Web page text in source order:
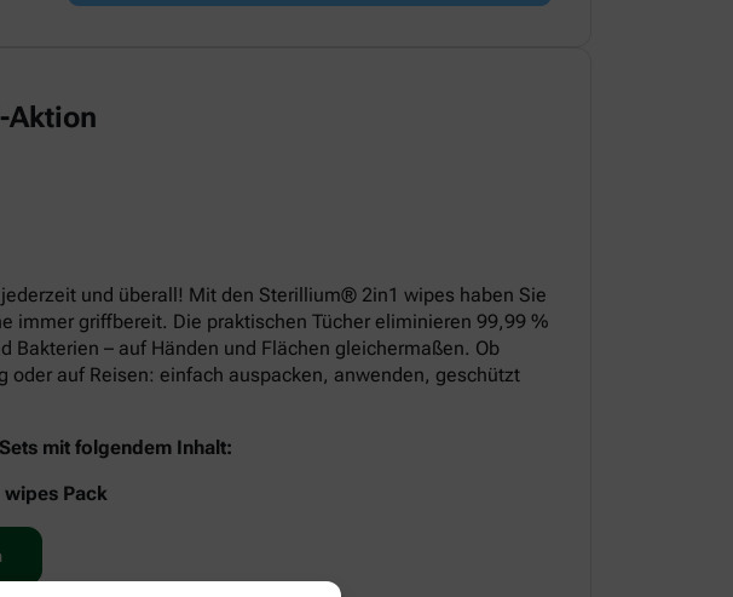
Aktion
und überall! Mit den Sterillium® 2in1 wipes haben Sie
immer griffbereit. Die praktischen Tücher eliminieren 99,99 %
Bakterien – auf Händen und Flächen gleichermaßen. Ob
oder auf Reisen: einfach auspacken, anwenden, geschützt
mit folgendem Inhalt:
wipes Pack